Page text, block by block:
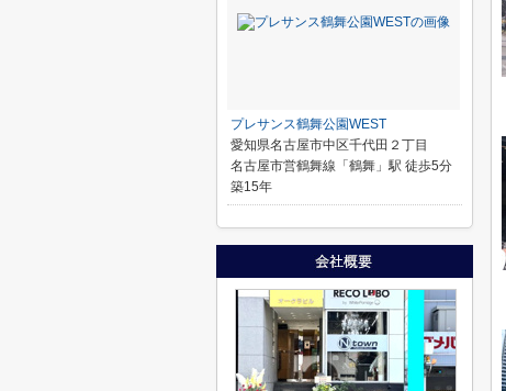
プレサンス鶴舞公園WEST
愛知県名古屋市中区千代田２丁目
名古屋市営鶴舞線「鶴舞」駅 徒歩5分
築15年